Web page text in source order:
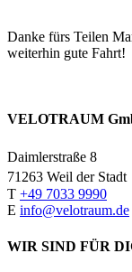
Danke fürs Teilen
weiterhin gute Fahrt!
VELOTRAUM
Daimlerstraße 8
71263 Weil der Stadt
T +49 7033 9990
E info@velotraum.de
WIR SIND FÜR